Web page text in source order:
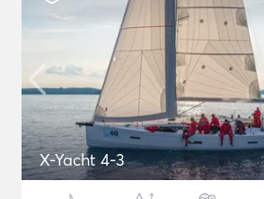
X-Yacht 4-3